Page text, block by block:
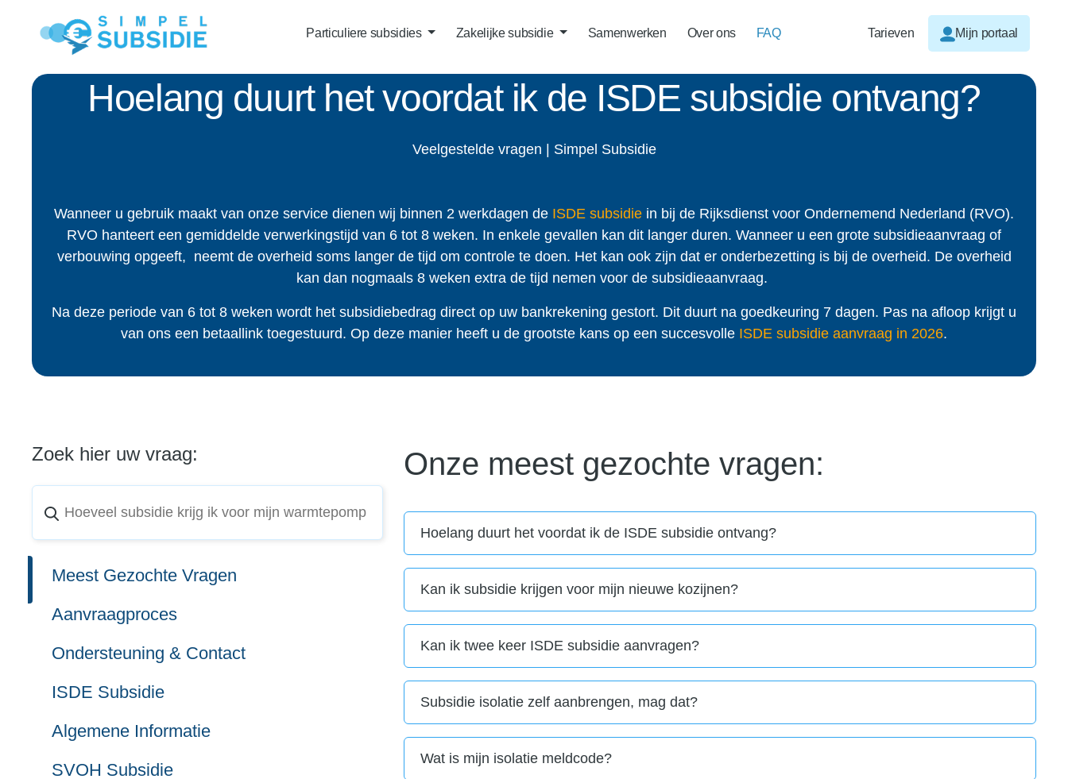
Particuliere subsidies Zakelijke subsidie Samenwerken Over ons FAQ Tarieven Mijn portaal
Hoelang duurt het voordat ik de ISDE subsidie ontvang?
Veelgestelde vragen | Simpel Subsidie
Wanneer u gebruik maakt van onze service dienen wij binnen 2 werkdagen de ISDE subsidie in bij de Rijksdienst voor Ondernemend Nederland (RVO).
RVO hanteert een gemiddelde verwerkingstijd van 6 tot 8 weken. In enkele gevallen kan dit langer duren. Wanneer u een grote subsidieaanvraag of
verbouwing opgeeft, neemt de overheid soms langer de tijd om controle te doen. Het kan ook zijn dat er onderbezetting is bij de overheid. De overheid
kan dan nogmaals 8 weken extra de tijd nemen voor de subsidieaanvraag.
Na deze periode van 6 tot 8 weken wordt het subsidiebedrag direct op uw bankrekening gestort. Dit duurt na goedkeuring 7 dagen. Pas na afloop krijgt u
van ons een betaallink toegestuurd. Op deze manier heeft u de grootste kans op een succesvolle ISDE subsidie aanvraag in 2026.
Zoek hier uw vraag:
Meest Gezochte Vragen
Aanvraagproces
Ondersteuning & Contact
ISDE Subsidie
Algemene Informatie
SVOH Subsidie
Onze meest gezochte vragen:
Hoelang duurt het voordat ik de ISDE subsidie ontvang?
Kan ik subsidie krijgen voor mijn nieuwe kozijnen?
Kan ik twee keer ISDE subsidie aanvragen?
Subsidie isolatie zelf aanbrengen, mag dat?
Wat is mijn isolatie meldcode?